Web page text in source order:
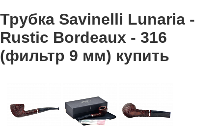
Трубка Savinelli Lunaria -
Rustic Bordeaux - 316
(фильтр 9 мм) купить